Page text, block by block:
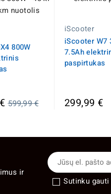
800W
Įprasta
599,99 €
iScooter
iScooter W7
7.5Ah
paspirtukas
299,99 €
ir
Sutinku